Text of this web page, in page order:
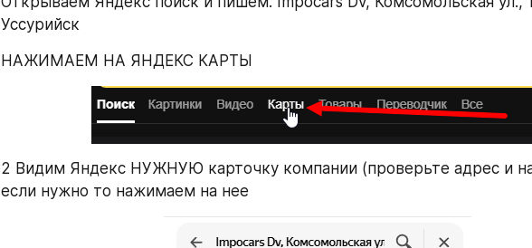
Уссурийск
НАЖИМАЕМ НА ЯНДЕКС КАРТЫ
2 Видим Яндекс НУЖНУЮ карточку компании (проверьте адрес и
если нужно то нажимаем на нее